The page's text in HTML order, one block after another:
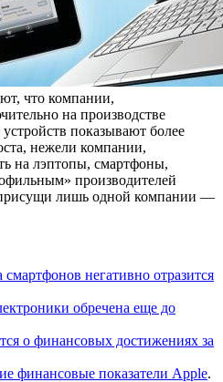
что компании,
на производстве
показывают более
нежели компании,
на лэптопы, смартфоны,
производителей
лишь одной компании —
негативно отразится
обречена еще до
о финансовых достижениях за
финансовые показатели Apple.